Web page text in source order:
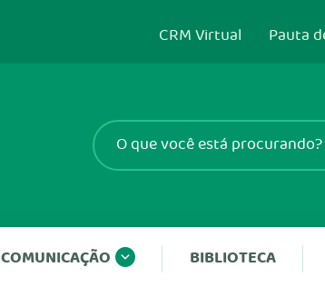
CRM Virtual Pauta
COMUNICAÇÃO BIBLIOTECA